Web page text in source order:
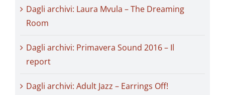
Dagli archivi: Laura Mvula – The Dreaming
Room
Dagli archivi: Primavera Sound 2016 – Il
report
Dagli archivi: Adult Jazz – Earrings Off!